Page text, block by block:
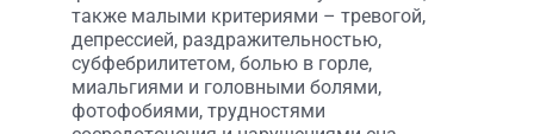
также малыми критериями – тревогой,
депрессией, раздражительностью,
субфебрилитетом, болью в горле,
миальгиями и головными болями,
фотофобиями, трудностями